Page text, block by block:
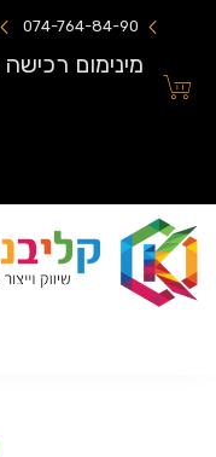
074-764-84-90